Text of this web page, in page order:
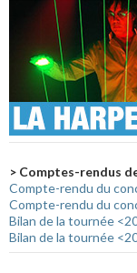
> Comptes-rendus
Compte-rendu du
Compte-rendu du
Bilan de la tournée
Bilan de la tournée